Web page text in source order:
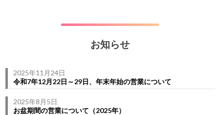
お知らせ
2025年11月24日
令和7年12月22日～29日、年末年始の営業について
2025年8月5日
お盆期間の営業について（2025年）